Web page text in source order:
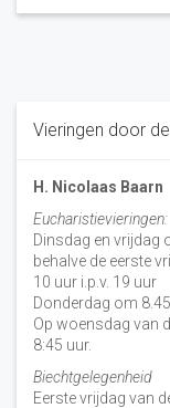
Vieringen door
H. Nicolaas Baarn
Eucharistievieringen:
Dinsdag en vrijdag
behalve de eerste
10 uur i.p.v. 19 uur
Donderdag om
Op woensdag van
8:45 uur.
Biechtgelegenheid
Eerste vrijdag van